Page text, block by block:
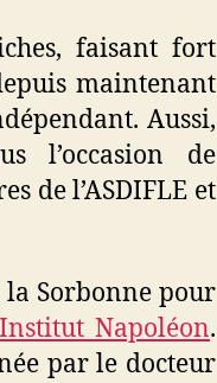
faisant fort
maintenant
Aussi,
l’occasion de
de l’ASDIFLE et
Sorbonne pour
Napoléon.
par le docteur